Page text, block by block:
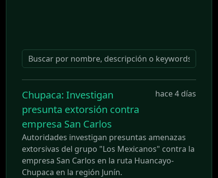
Chupaca: Investigan
presunta extorsión contra
empresa San Carlos
hace 4 días
Autoridades investigan presuntas amenazas
extorsivas del grupo "Los Mexicanos" contra la
empresa San Carlos en la ruta Huancayo-
Chupaca en la región Junín.